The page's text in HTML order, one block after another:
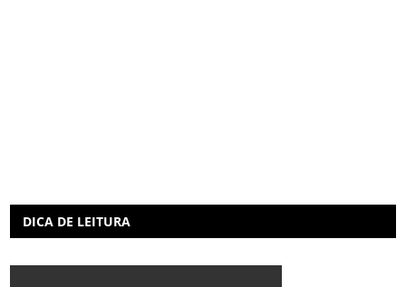
DICA DE LEITURA